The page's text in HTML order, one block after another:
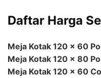
Daftar Harga
Meja Kotak 120 x 60
Meja Kotak 120 x 80
Meja Kotak 120 x 60